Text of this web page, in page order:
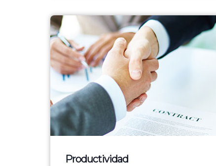
Productividad